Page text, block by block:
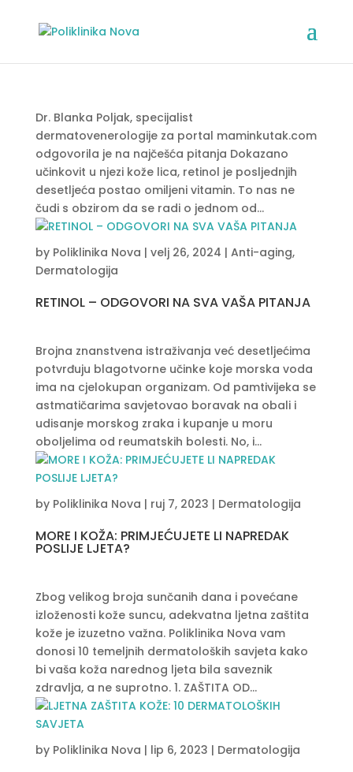
RETINOL – ODGOVORI NA SVA VAŠA PITANJA
by Poliklinika Nova | velj 26, 2024 | Anti-aging,
Dermatologija
Dr. Blanka Poljak, specijalist
dermatovenerologije za portal maminkutak.com
odgovorila je na najčešća pitanja Dokazano
učinkovit u njezi kože lica, retinol je posljednjih
desetljeća postao omiljeni vitamin. To nas ne
čudi s obzirom da se radi o jednom od...
MORE I KOŽA: PRIMJEĆUJETE LI NAPREDAK
POSLIJE LJETA?
by Poliklinika Nova | ruj 7, 2023 | Dermatologija
Brojna znanstvena istraživanja već desetljećima
potvrđuju blagotvorne učinke koje morska voda
ima na cjelokupan organizam. Od pamtivijeka se
astmatičarima savjetovao boravak na obali i
udisanje morskog zraka i kupanje u moru
oboljelima od reumatskih bolesti. No, i...
by Poliklinika Nova | lip 6, 2023 | Dermatologija
Zbog velikog broja sunčanih dana i povećane
izloženosti kože suncu, adekvatna ljetna zaštita
kože je izuzetno važna. Poliklinika Nova vam
donosi 10 temeljnih dermatoloških savjeta kako
bi vaša koža narednog ljeta bila saveznik
zdravlja, a ne suprotno. 1. ZAŠTITA OD...